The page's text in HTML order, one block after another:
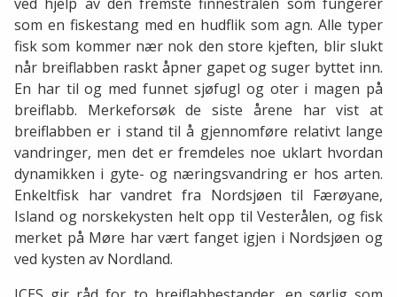
som en fiskestang med en hudflik som agn. Alle typer
fisk som kommer nær nok den store kjeften, blir slukt
når breiflabben raskt åpner gapet og suger byttet inn.
En har til og med funnet sjøfugl og oter i magen på
breiflabb. Merkeforsøk de siste årene har vist at
breiflabben er i stand til å gjennomføre relativt lange
vandringer, men det er fremdeles noe uklart hvordan
dynamikken i gyte- og næringsvandring er hos arten.
Enkeltfisk har vandret fra Nordsjøen til Færøyane,
Island og norskekysten helt opp til Vesterålen, og fisk
merket på Møre har vært fanget igjen i Nordsjøen og
ved kysten av Nordland.